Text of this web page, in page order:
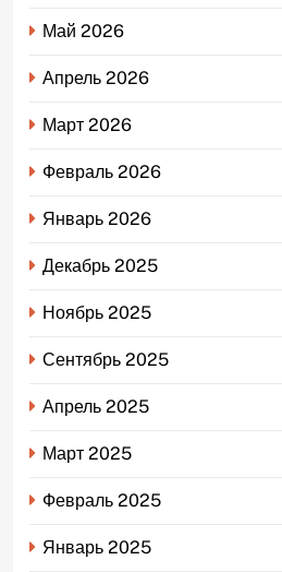
Май 2026
Апрель 2026
Март 2026
Февраль 2026
Январь 2026
Декабрь 2025
Ноябрь 2025
Сентябрь 2025
Апрель 2025
Март 2025
Февраль 2025
Январь 2025